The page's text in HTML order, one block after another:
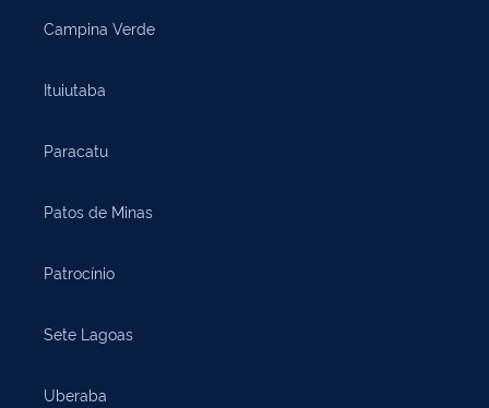
Campina Verde
Ituiutaba
Paracatu
Patos de Minas
Patrocínio
Sete Lagoas
Uberaba